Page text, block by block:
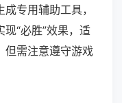
专用辅助工具，
“必胜”效果，适
但需注意遵守游戏